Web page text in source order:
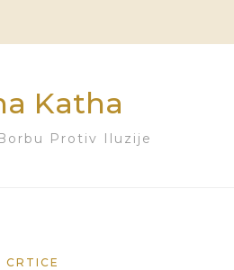
Katha
Protiv Iluzije
CRTICE